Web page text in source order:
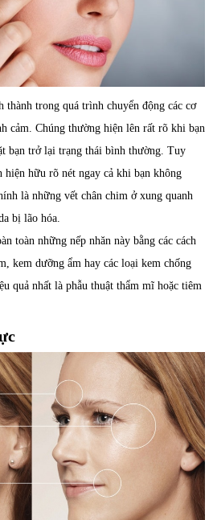
trong quá trình chuyển động các cơ
cảm. Chúng thường hiện lên rất rõ khi bạn
bạn trở lại trạng thái bình thường. Tuy
hiện hữu rõ nét ngay cả khi bạn không
là những vết chân chim ở xung quanh
bị lão hóa.
toàn những nếp nhăn này bằng các cách
kem dưỡng ẩm hay các loại kem chống
quả nhất là phẫu thuật thẩm mĩ hoặc tiêm